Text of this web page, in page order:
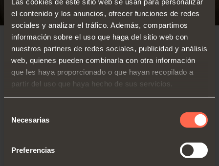
el contenido y los anuncios, ofrecer funciones de redes
sociales y analizar el tráfico. Además, compartimos
información sobre el uso que haga del sitio web con
nuestros partners de redes sociales, publicidad y análisis
web, quienes pueden combinarla con otra información
que les haya proporcionado o que hayan recopilado a
partir del uso que haya hecho de sus servicios.
Necesarias
Preferencias
EXCESSORIES - EXTRAER
Cajón aluminio 3 lados H
128 - para frontal cristal
versiones y distintas
técnico
Altura perfil: 128
mm
Material: aluminio
Acabado: marrón
gris metálico